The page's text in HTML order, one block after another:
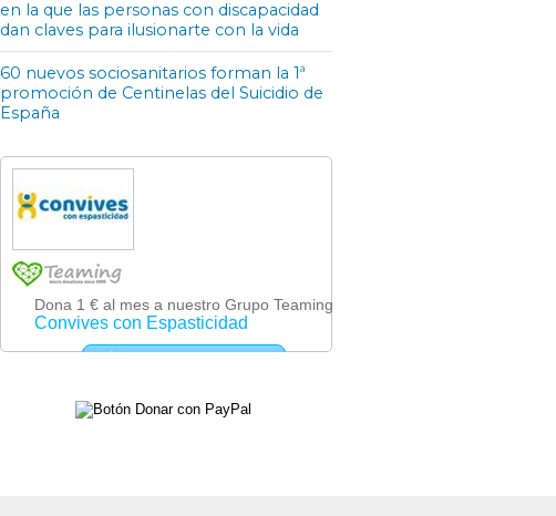
en la que las personas con discapacidad
dan claves para ilusionarte con la vida
60 nuevos sociosanitarios forman la 1ª
promoción de Centinelas del Suicidio de
España